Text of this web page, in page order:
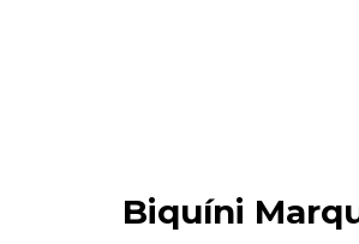
Biquíni